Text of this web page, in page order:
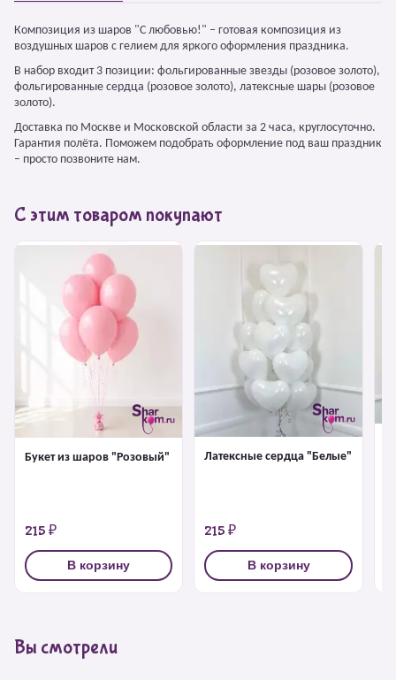
Композиция из шаров "С любовью!" – готовая композиция из
воздушных шаров с гелием для яркого оформления праздника.
В набор входит 3 позиции: фольгированные звезды (розовое золото),
фольгированные сердца (розовое золото), латексные шары (розовое
золото).
Доставка по Москве и Московской области за 2 часа, круглосуточно.
Гарантия полёта. Поможем подобрать оформление под ваш праздник
– просто позвоните нам.
С этим товаром покупают
Букет из шаров "Розовый"
215 ₽
В корзину
Латексные сердца "Белые"
215 ₽
В корзину
Вы смотрели